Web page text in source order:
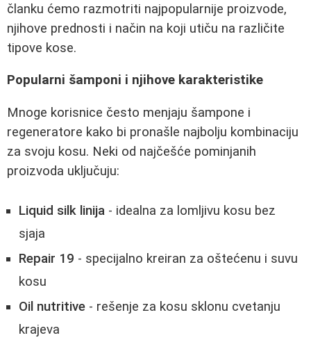
članku ćemo razmotriti najpopularnije proizvode,
njihove prednosti i način na koji utiču na različite
tipove kose.
Popularni šamponi i njihove karakteristike
Mnoge korisnice često menjaju šampone i
regeneratore kako bi pronašle najbolju kombinaciju
za svoju kosu. Neki od najčešće pominjanih
proizvoda uključuju:
Liquid silk linija - idealna za lomljivu kosu bez
sjaja
Repair 19 - specijalno kreiran za oštećenu i suvu
kosu
Oil nutritive - rešenje za kosu sklonu cvetanju
krajeva